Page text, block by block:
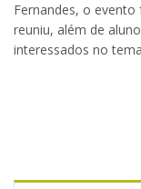
Fernandes, o
reuniu, além de
interessados no